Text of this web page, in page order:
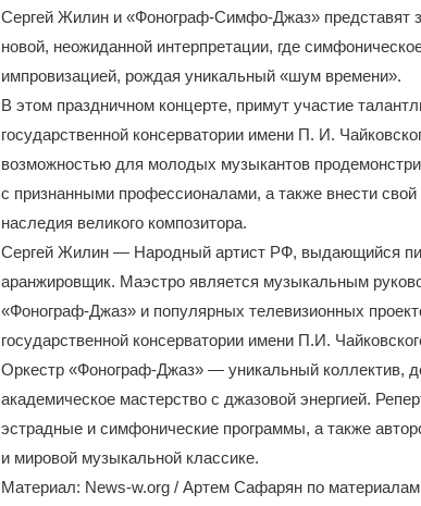
Сергей Жилин и «Фонограф-Симфо-Джаз» представят
новой, неожиданной интерпретации, где
импровизацией, рождая уникальный «шум времени».
В этом праздничном концерте, примут участие
государственной консерватории имени П. И.
возможностью для молодых музыкантов
с признанными профессионалами, а также внести
наследия великого композитора.
Сергей Жилин — Народный артист РФ, выдающийся
аранжировщик. Маэстро является музыкальным
«Фонограф-Джаз» и популярных телевизионных
государственной консерватории имени П.И.
Оркестр «Фонограф-Джаз» — уникальный коллектив,
академическое мастерство с джазовой энергией.
эстрадные и симфонические программы, а также
и мировой музыкальной классике.
Материал: News-w.org / Артем Сафарян по